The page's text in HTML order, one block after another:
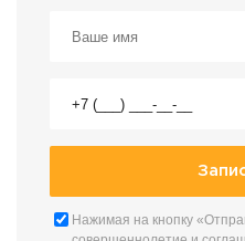
Нажимая на кнопку